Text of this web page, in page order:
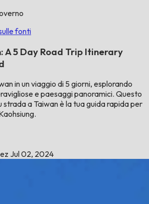
fonti
A 5 Day Road Trip Itinerary
in un viaggio di 5 giorni, esplorando
e paesaggi panoramici. Questo
strada a Taiwan è la tua guida rapida per
Jul 02, 2024